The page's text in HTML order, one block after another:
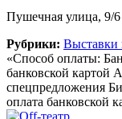
Пушечная улица, 9/6
Рубрики: Выставки
«Способ оплаты:
банковской картой
спецпредложения
оплата банковской